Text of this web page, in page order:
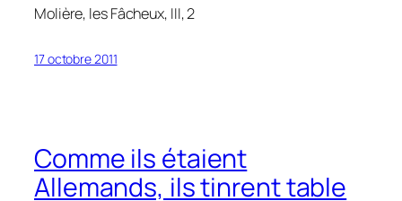
Molière, les Fâcheux, III, 2
17 octobre 2011
Comme ils étaient
Allemands, ils tinrent table